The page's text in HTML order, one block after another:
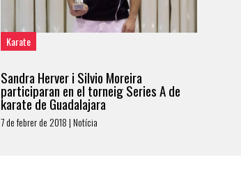
Karate
Sandra Herver i Silvio Moreira
participaran en el torneig Series A de
karate de Guadalajara
7 de febrer de 2018 | Notícia